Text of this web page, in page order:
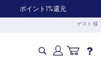
ポイント1%還元
ゲスト 様